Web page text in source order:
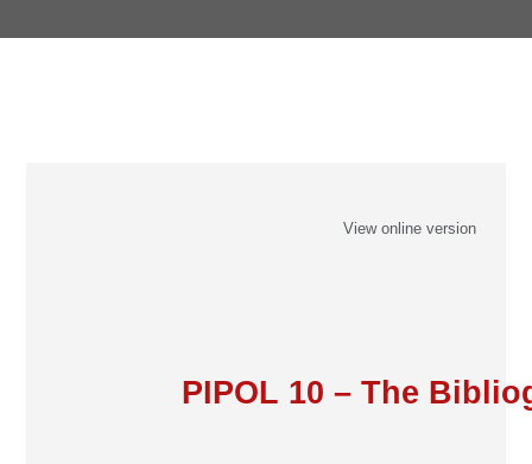
View online version
PIPOL 10 – The